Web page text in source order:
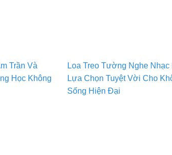
Trần Và
Học Không
Loa Treo Tường Nghe Nhạc
Lựa Chọn Tuyệt Vời Cho
Sống Hiện Đại